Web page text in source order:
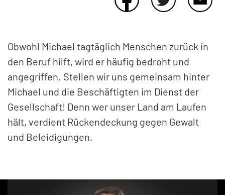
Obwohl Michael tagtäglich Menschen zurück in
den Beruf hilft, wird er häufig bedroht und
angegriffen. Stellen wir uns gemeinsam hinter
Michael und die Beschäftigten im Dienst der
Gesellschaft! Denn wer unser Land am Laufen
hält, verdient Rückendeckung gegen Gewalt
und Beleidigungen.